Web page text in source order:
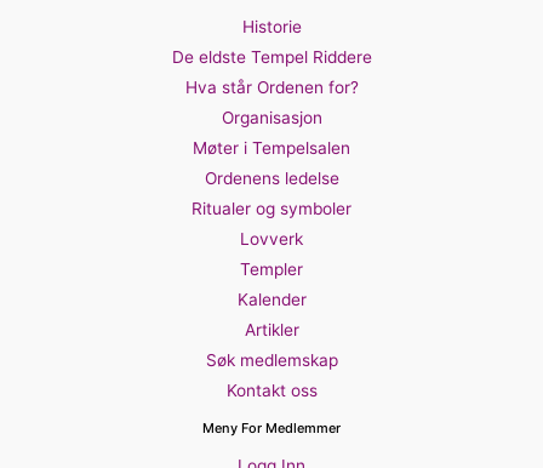
Historie
De eldste Tempel Riddere
Hva står Ordenen for?
Organisasjon
Møter i Tempelsalen
Ordenens ledelse
Ritualer og symboler
Lovverk
Templer
Kalender
Artikler
Søk medlemskap
Kontakt oss
Meny For Medlemmer